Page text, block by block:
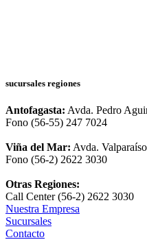
sucursales regiones
Antofagasta: Avda. Pedro
Fono (56-55) 247 7024
Viña del Mar: Avda.
Fono (56-2) 2622 3030
Otras Regiones:
Call Center (56-2) 2622 3030
Nuestra Empresa
Sucursales
Contacto